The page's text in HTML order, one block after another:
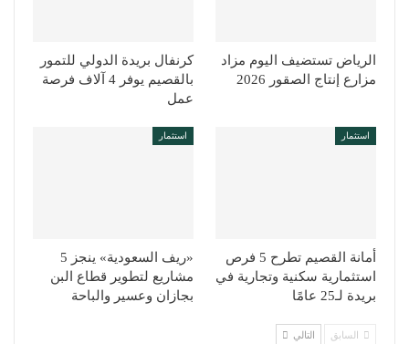
الرياض تستضيف اليوم مزاد
مزارع إنتاج الصقور 2026
كرنفال بريدة الدولي للتمور
بالقصيم يوفر 4 آلاف فرصة
عمل
استثمار
أمانة القصيم تطرح 5 فرص
استثمارية سكنية وتجارية في
بريدة لـ25 عامًا
استثمار
«ريف السعودية» ينجز 5
مشاريع لتطوير قطاع البن
بجازان وعسير والباحة
السابق التالي